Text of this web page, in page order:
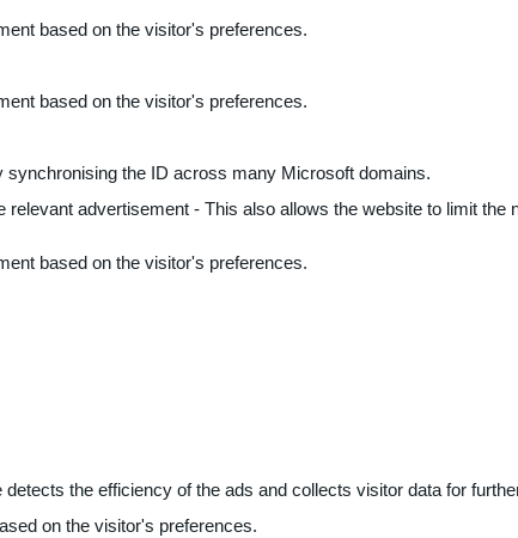
based on the visitor's preferences.
based on the visitor's preferences.
the ID across many Microsoft domains.
advertisement - This also allows the website to limit
based on the visitor's preferences.
the efficiency of the ads and collects visitor data for
on the visitor's preferences.